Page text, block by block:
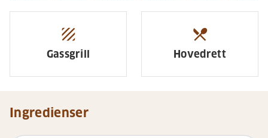
texture
Gassgrill
restaurant_menu
Hovedrett
Ingredienser